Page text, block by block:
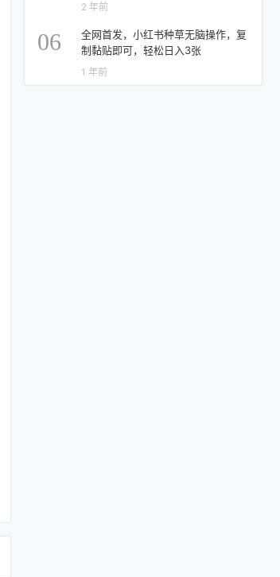
2 年前
06
全网首发，小红书种草无脑操作，复
制黏贴即可，轻松日入3张
1 年前